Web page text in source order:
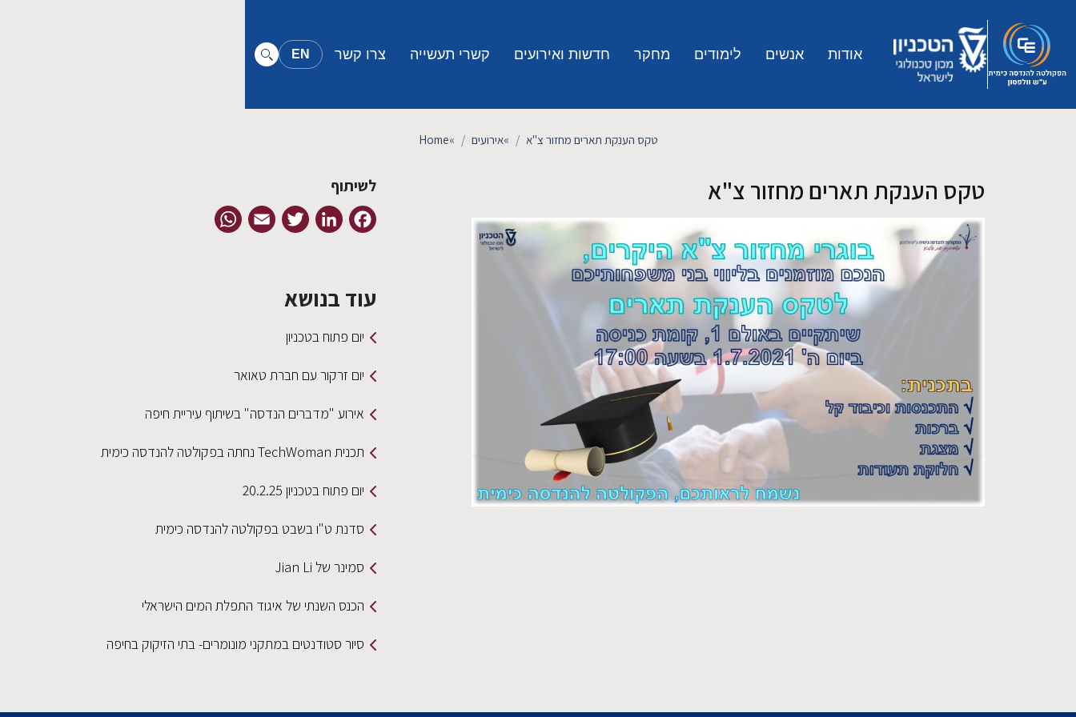
EN אודות אנשים לימודים מחקר חדשות ואירועים קשרי תעשייה צרו קשר
Home» אירועים» טקס הענקת תארים מחזור צ"א
טקס הענקת תארים מחזור צ"א לשיתוף
Facebook
LinkedIn
Twitter
Email
עוד בנושא
יום פתוח בטכניון
יום זרקור עם חברת טאואר
אירוע "מדברים הנדסה" בשיתוף עיריית חיפה
תכנית TechWoman נחתה בפקולטה להנדסה כימית
יום פתוח בטכניון 20.2.25
סדנת ט"ו בשבט בפקולטה להנדסה כימית
סמינר של Jian Li
הכנס השנתי של איגוד התפלת המים הישראלי
סיור סטודנטים במתקני מונומרים- בתי הזיקוק בחיפה